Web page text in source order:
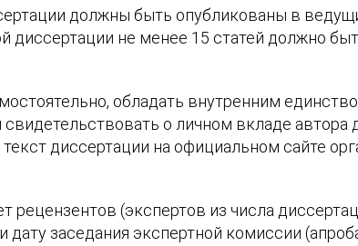
должны быть опубликованы в
не менее 15 статей должно
обладать внутренним
о личном вкладе автора
диссертации на официальном сайте
(экспертов из числа
заседания экспертной комиссии